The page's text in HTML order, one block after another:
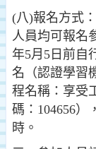
(八)報名方式
人員均可報名
年5月5日前自
名（認證學習
程名稱：享受
碼：104656）
時。